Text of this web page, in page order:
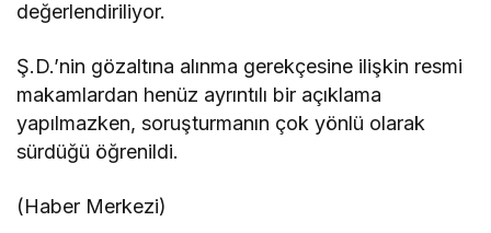
değerlendiriliyor.
Ş.D.’nin gözaltına alınma gerekçesine ilişkin resmi
makamlardan henüz ayrıntılı bir açıklama
yapılmazken, soruşturmanın çok yönlü olarak
sürdüğü öğrenildi.
(Haber Merkezi)